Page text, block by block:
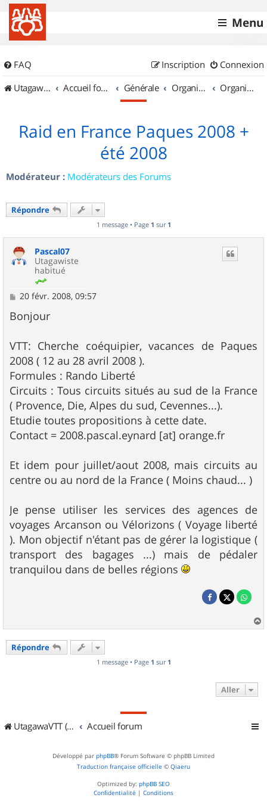
Menu
FAQ Connexion
Inscription
UtagawaVTT (Randos VTT et VTTAE avec traces GPS)
Accueil forum Générale Organisation de sorties & Recherche de partenaires Organisation de sorties ailleurs
Raid en France Paques 2008 +
été 2008
Modérateur : Modérateurs des Forums
Répondre
1 message • Page 1 sur 1
Pascal07
Utagawiste
habitué
M
s
s
g
e
20 févr. 2008, 09:57
Bonjour
VTT: Cherche coéquipier, vacances de Paques
2008 ( 12 au 28 avril 2008 ).
Formules : Rando Liberté
Circuits : Tous circuits situés au sud de la France
( Provence, Die, Alpes du sud, Cevennes...).
Etudie toutes propositions à cette date.
Contact = 2008.pascal.eynard [at] orange.fr
Et idem pour juillet/aout 2008, mais circuits au
centre ou au nord de la France ( Moins chaud... )
Je pense utiliser les services des agences de
voyages Arcanson ou Vélorizons ( Voyage liberté
). Mon objectif n'étant pas de gérer la logistique (
transport des bagages ...) mais de pédaler
tranquilou dans de belles régions
a
Répondre
1 message • Page 1 sur 1
Aller
UtagawaVTT (Randos VTT et VTTAE avec traces GPS) Accueil forum
Développé par phpBB® Forum Software © phpBB Limited
Traduction française officielle © Qiaeru
Optimized by: phpBB SEO
Confidentialité | Conditions